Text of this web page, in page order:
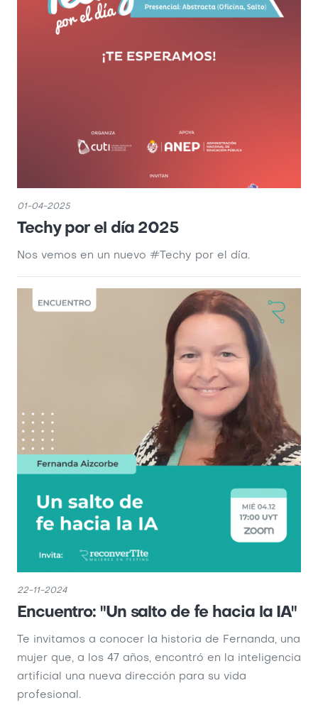
01-04-2025
Techy por el día 2025
Nos vemos en un nuevo #Techy por el día.
22-11-2024
Encuentro: "Un salto de fe hacia la IA"
Te invitamos a conocer la historia de Fernanda, una
mujer que, a los 47 años, encontró en la inteligencia
artificial una nueva dirección para su vida
profesional.